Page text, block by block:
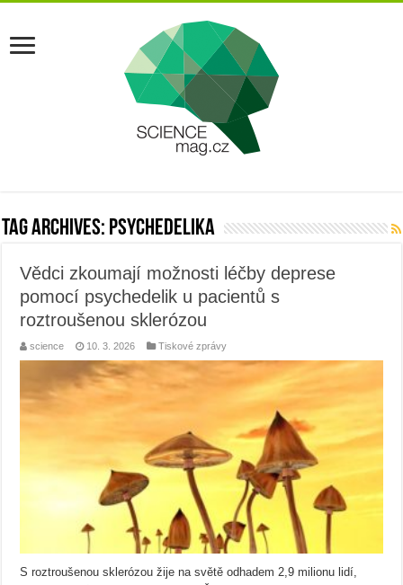
Tag Archives: psychedelika
Vědci zkoumají možnosti léčby deprese
pomocí psychedelik u pacientů s
roztroušenou sklerózou
science 10. 3. 2026 Tiskové zprávy
S roztroušenou sklerózou žije na světě odhadem 2,9 milionu lidí,